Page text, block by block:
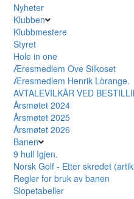
Nyheter
Klubben
Klubbmestere
Styret
Hole in one
Æresmedlem Ove Silkoset
Æresmedlem Henrik Lòrange.
AVTALEVILKÅR VED
Årsmøtet 2024
Årsmøtet 2025
Årsmøtet 2026
Banen
9 hull Igjen.
Norsk Golf - Etter skredet
Regler for bruk av banen
Slopetabeller